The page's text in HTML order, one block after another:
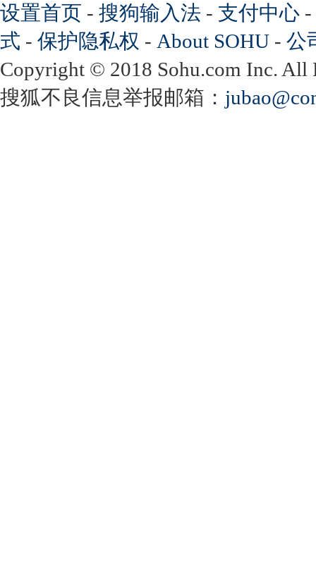
设置首页 - 搜狗输入法 - 支付中心 -
式 - 保护隐私权 - About SOHU - 公
Copyright © 2018 Sohu.com Inc.
搜狐不良信息举报邮箱：